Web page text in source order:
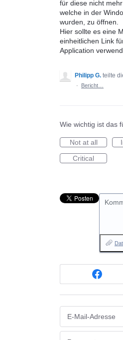
für diese nicht
welche in der
wurden, zu öffnen.
Hier sollte es eine
einheitlichen Link
Application
Philipp G. teilte
·
Bericht…
Wie wichtig ist das
Not at all
Critical